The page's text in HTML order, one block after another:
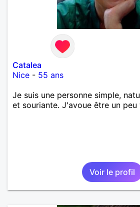
Catalea
Nice - 55 ans
Je suis une personne simple,
et souriante. J'avoue être un
Voir le profil